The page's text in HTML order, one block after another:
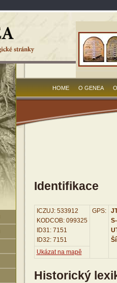
HOME O GENEA
Identifikace
ICZUJ: 533912
KODCOB: 099325
ID31: 7151
ID32: 7151
GPS:
Ukázat na mapě
Historický